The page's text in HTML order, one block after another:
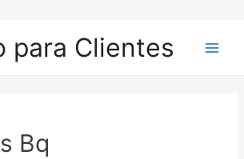
para Clientes
Bq